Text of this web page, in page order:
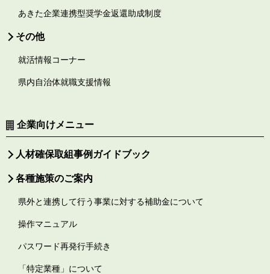
あきた企業連携型奨学金返還助成制度
その他
就活情報コーナー
県内自治体就職支援情報
企業向けメニュー
人材確保取組事例ガイドブック
各種施策のご案内
県外と連携して行う事業に対する補助金について
操作マニュアル
パスワード再発行手続き
「特定業種」について